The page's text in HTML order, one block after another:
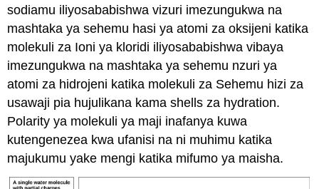
sodiamu iliyosababishwa vizuri imezungukwa na
mashtaka ya sehemu hasi ya atomi za oksijeni katika
molekuli za Ioni ya kloridi iliyosababishwa vibaya
imezungukwa na mashtaka ya sehemu nzuri ya
atomi za hidrojeni katika molekuli za Sehemu hizi za
usawaji pia hujulikana kama shells za hydration.
Polarity ya molekuli ya maji inafanya kuwa
kutengenezea kwa ufanisi na ni muhimu katika
majukumu yake mengi katika mifumo ya maisha.